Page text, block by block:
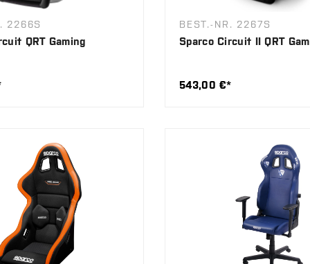
2266S
QRT Gaming
BEST.-NR. 2267S
Sparco Circuit II QRT
543,00 €*